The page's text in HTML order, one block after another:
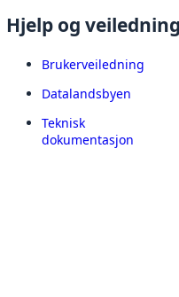
Hjelp og
Brukerveiledning
Datalandsbyen
Teknisk
dokumentasjon